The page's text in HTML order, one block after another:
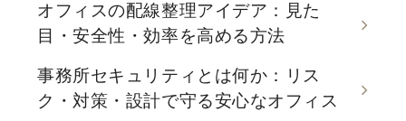
オフィスの配線整理アイデア：見た
目・安全性・効率を高める方法
事務所セキュリティとは何か：リス
ク・対策・設計で守る安心なオフィス